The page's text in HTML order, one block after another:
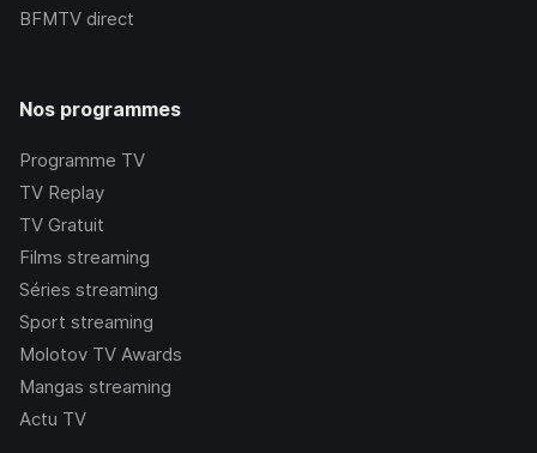
BFMTV direct
Nos programmes
Programme TV
TV Replay
TV Gratuit
Films streaming
Séries streaming
Sport streaming
Molotov TV Awards
Mangas streaming
Actu TV